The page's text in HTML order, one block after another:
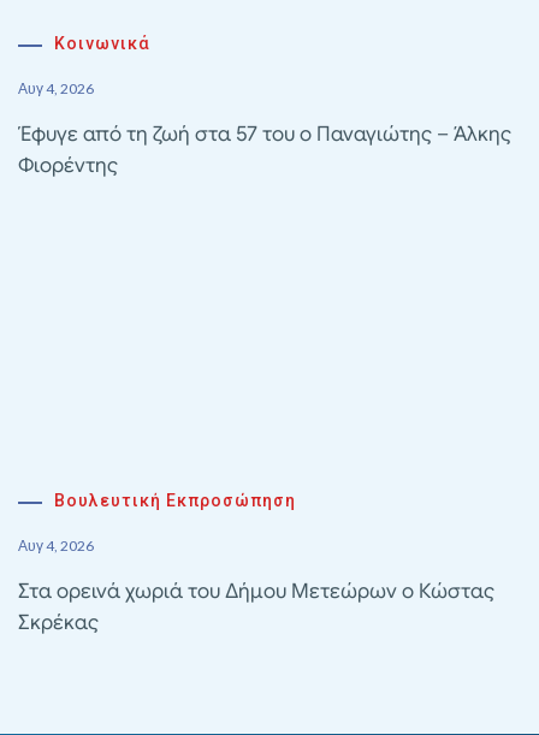
Κοινωνικά
Αυγ 4, 2026
Έφυγε από τη ζωή στα 57 του ο Παναγιώτης – Άλκης
Φιορέντης
Βουλευτική Εκπροσώπηση
Αυγ 4, 2026
Στα ορεινά χωριά του Δήμου Μετεώρων ο Κώστας
Σκρέκας